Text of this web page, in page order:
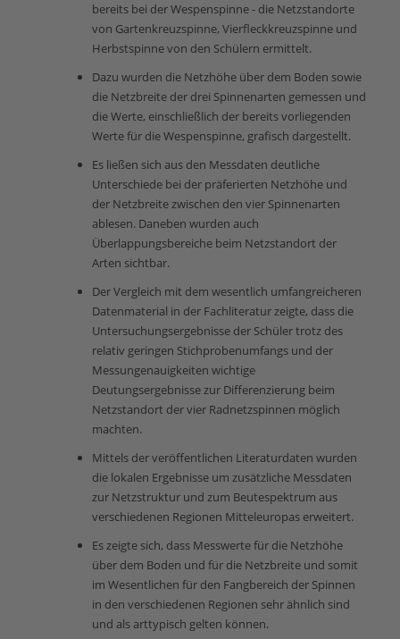
bereits bei der Wespenspinne - die Netzstandorte
von Gartenkreuzspinne, Vierfleckkreuzspinne und
Herbstspinne von den Schülern ermittelt.
Dazu wurden die Netzhöhe über dem Boden sowie
die Netzbreite der drei Spinnenarten gemessen und
die Werte, einschließlich der bereits vorliegenden
Werte für die Wespenspinne, grafisch dargestellt.
Es ließen sich aus den Messdaten deutliche
Unterschiede bei der präferierten Netzhöhe und
der Netzbreite zwischen den vier Spinnenarten
ablesen. Daneben wurden auch
Überlappungsbereiche beim Netzstandort der
Arten sichtbar.
Der Vergleich mit dem wesentlich umfangreicheren
Datenmaterial in der Fachliteratur zeigte, dass die
Untersuchungsergebnisse der Schüler trotz des
relativ geringen Stichprobenumfangs und der
Messungenauigkeiten wichtige
Deutungsergebnisse zur Differenzierung beim
Netzstandort der vier Radnetzspinnen möglich
machten.
Mittels der veröffentlichen Literaturdaten wurden
die lokalen Ergebnisse um zusätzliche Messdaten
zur Netzstruktur und zum Beutespektrum aus
verschiedenen Regionen Mitteleuropas erweitert.
Es zeigte sich, dass Messwerte für die Netzhöhe
über dem Boden und für die Netzbreite und somit
im Wesentlichen für den Fangbereich der Spinnen
in den verschiedenen Regionen sehr ähnlich sind
und als arttypisch gelten können.